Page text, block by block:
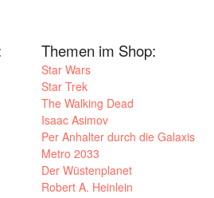
Themen im Shop:
Star Wars
Star Trek
The Walking Dead
Isaac Asimov
Per Anhalter durch die Galaxis
Metro 2033
Der Wüstenplanet
Robert A. Heinlein